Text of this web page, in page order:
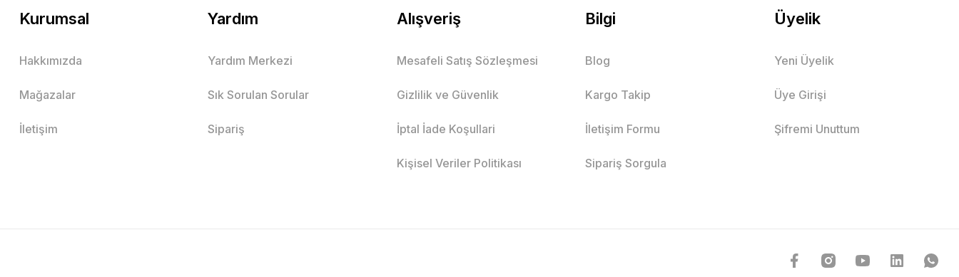
Kurumsal
Hakkımızda
Mağazalar
İletişim
Yardım
Yardım Merkezi
Sık Sorulan Sorular
Sipariş
Alışveriş
Mesafeli Satış Sözleşmesi
Gizlilik ve Güvenlik
İptal İade Koşullari
Kişisel Veriler Politikası
Bilgi
Blog
Kargo Takip
İletişim Formu
Sipariş Sorgula
Üyelik
Yeni Üyelik
Üye Girişi
Şifremi Unuttum